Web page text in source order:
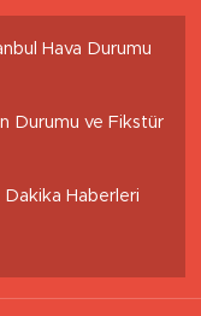
Hava Durumu
Durumu ve Fikstür
Dakika Haberleri